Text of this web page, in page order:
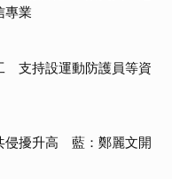
專業
支持設運動防護員等資
侵擾升高 藍：鄭麗文開